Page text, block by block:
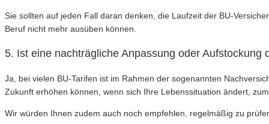
Sie sollten auf jeden Fall daran denken, die Laufzeit der BU-
Beruf nicht mehr ausüben können.
5. Ist eine nachträgliche Anpassung oder Aufstockung
Ja, bei vielen BU-Tarifen ist im Rahmen der sogenannten
Zukunft erhöhen können, wenn sich Ihre Lebenssituation ändert,
Wir würden Ihnen zudem auch noch empfehlen, regelmäßig zu